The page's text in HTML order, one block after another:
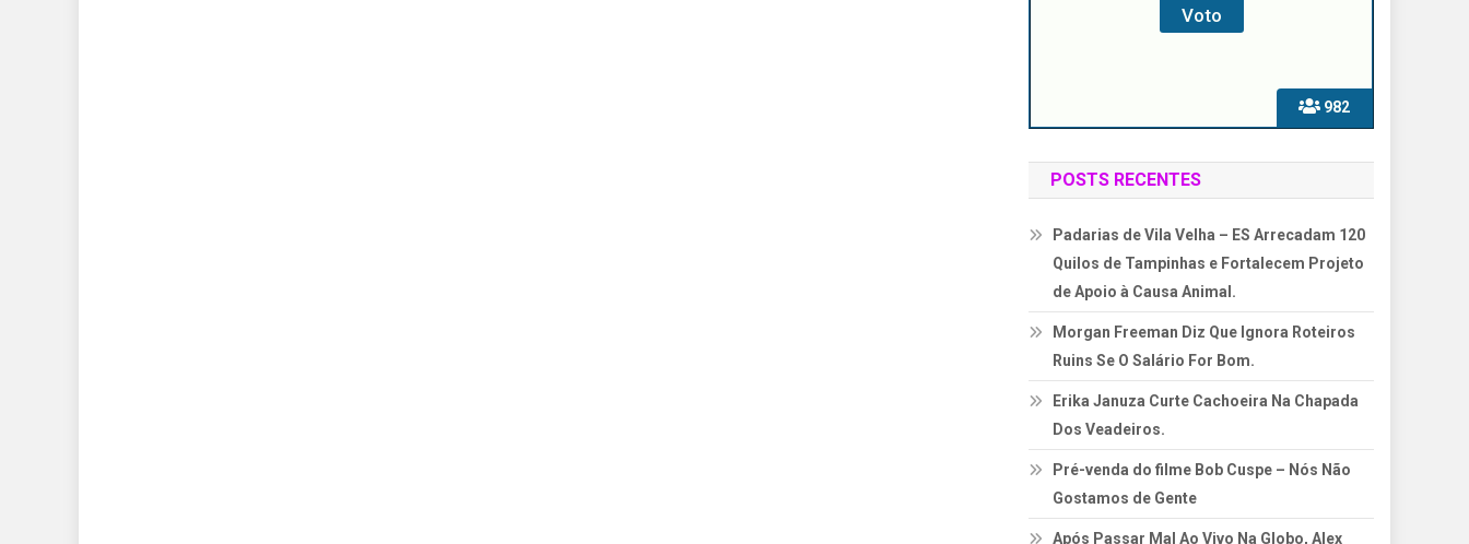
982
POSTS RECENTES
Padarias de Vila Velha – ES Arrecadam 120
Quilos de Tampinhas e Fortalecem Projeto
de Apoio à Causa Animal.
Morgan Freeman Diz Que Ignora Roteiros
Ruins Se O Salário For Bom.
Erika Januza Curte Cachoeira Na Chapada
Dos Veadeiros.
Pré-venda do filme Bob Cuspe – Nós Não
Gostamos de Gente
Após Passar Mal Ao Vivo Na Globo, Alex